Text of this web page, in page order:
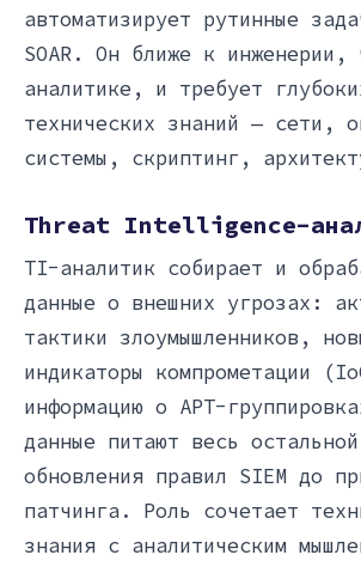
автоматизирует рутинные
SOAR. Он ближе к инженерии,
аналитике, и требует
технических знаний — сети,
системы, скриптинг,
Threat Intelligence-
TI-аналитик собирает и
данные о внешних угрозах:
тактики злоумышленников,
индикаторы компрометации
информацию о APT-
данные питают весь
обновления правил SIEM до
патчинга. Роль сочетает
знания с аналитическим